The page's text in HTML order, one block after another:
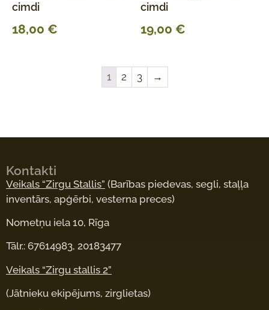
cimdi
18,00 €
cimdi
19,00 €
1 2 3 →
Kontakti
Veikals “Zirgu Stallis” (Barības piedevas, segli, staļļa
inventārs, apģērbi, vesterna preces)
Nometņu iela 10, Rīga
Tālr.: 67614983, 20183477
Veikals “Zirgu stallis 2”
(Jātnieku ekipējums, zirglietas)